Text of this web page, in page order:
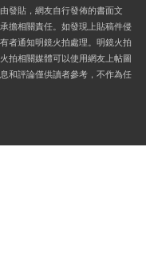
發貼，網友自行發佈的書面文
擔相關責任。如發現上貼稿件侵
者通知明鏡火拍處理。明鏡火拍
拍相關媒體可以使用網友上帖圖
和評論僅供讀者參考，不作為任